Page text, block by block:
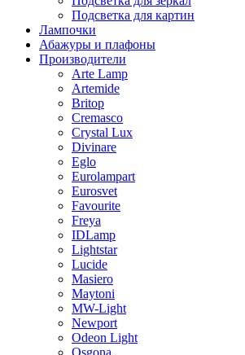
Подсветка для картин
Лампочки
Абажуры и плафоны
Производители
Arte Lamp
Artemide
Britop
Cremasco
Crystal Lux
Divinare
Eglo
Eurolampart
Eurosvet
Favourite
Freya
IDLamp
Lightstar
Lucide
Masiero
Maytoni
MW-Light
Newport
Odeon Light
Osgona